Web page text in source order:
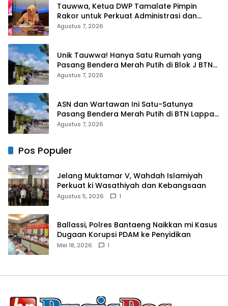
Tauwwa, Ketua DWP Tamalate Pimpin
Rakor untuk Perkuat Administrasi dan
Evaluasi Program
Agustus 7, 2026
Unik Tauwwa! Hanya Satu Rumah yang
Pasang Bendera Merah Putih di Blok J BTN
Lappa Mas 1 Sinjai
Agustus 7, 2026
ASN dan Wartawan Ini Satu-Satunya
Pasang Bendera Merah Putih di BTN Lappa
Mas 1 Sinjai
Agustus 7, 2026
Pos Populer
Jelang Muktamar V, Wahdah Islamiyah
Perkuat ki Wasathiyah dan Kebangsaan
Agustus 5, 2026 1
Ballassi, Polres Bantaeng Naikkan mi Kasus
Dugaan Korupsi PDAM ke Penyidikan
Mei 18, 2026 1